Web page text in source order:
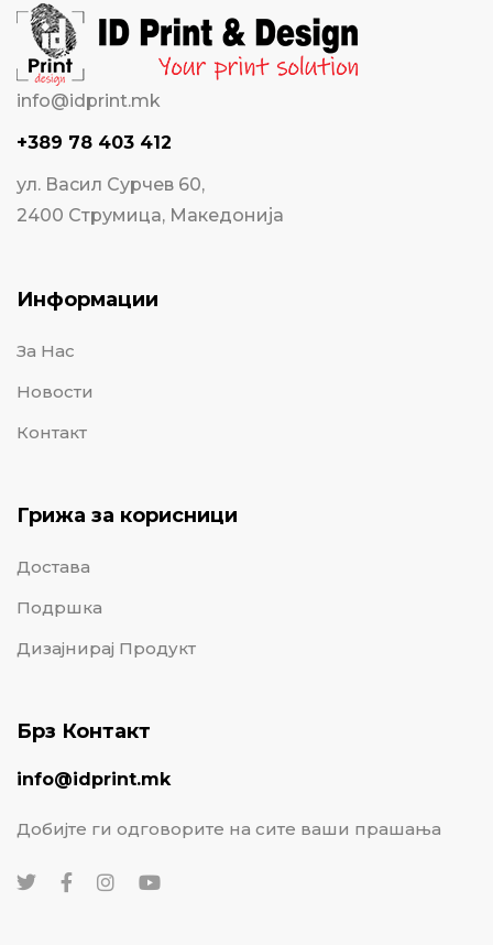
info@idprint.mk
+389 78 403 412
ул. Васил Сурчев 60,
2400 Струмица, Македонија
Информации
За Нас
Новости
Контакт
Грижа за корисници
Достава
Подршка
Дизајнирај Продукт
Брз Контакт
info@idprint.mk
Добијте ги одговорите на сите ваши прашања